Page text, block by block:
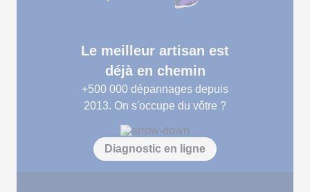
Le meilleur artisan est
déjà en chemin
+500 000 dépannages depuis
2013. On s'occupe du vôtre ?
Diagnostic en ligne